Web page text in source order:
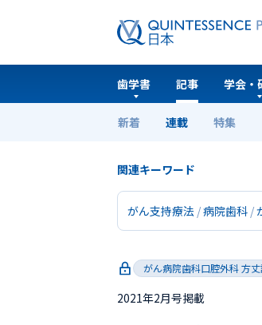
歯学書 記事
新着 連載 特集
学会・
ホーム 連載 がん病院歯
関連キーワード
がん支持療法 病院歯科
がん病院歯科口腔外科 方
2021年2月号掲載